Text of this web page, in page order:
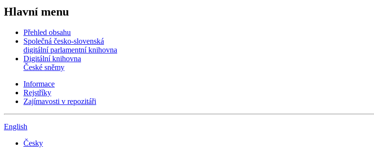
Hlavní menu
Přehled obsahu
Společná česko-slovenská
digitální parlamentní knihovna
Digitální knihovna
České sněmy
Informace
Rejstříky
Zajímavosti v repozitáři
English
Česky